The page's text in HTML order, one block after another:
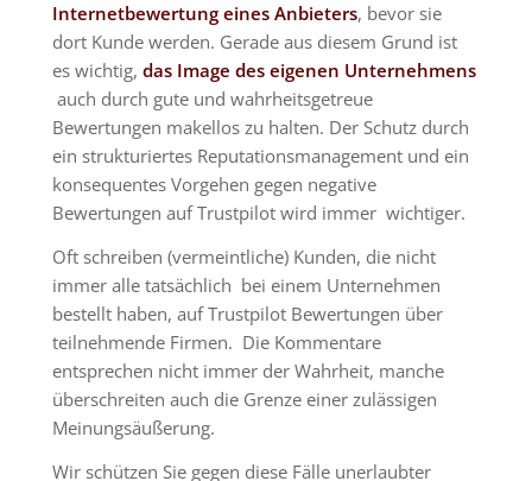
Internetbewertung eines Anbieters, bevor sie
dort Kunde werden. Gerade aus diesem Grund ist
es wichtig,das Image des eigenen Unternehmens
auch durch gute und wahrheitsgetreue
Bewertungen makellos zu halten. Der Schutz durch
ein strukturiertes Reputationsmanagement und ein
konsequentes Vorgehen gegen negative
Bewertungen auf Trustpilot wird immer wichtiger.
Oft schreiben (vermeintliche) Kunden, die nicht
immer alletatsächlich bei einem Unternehmen
bestellt haben, auf Trustpilot Bewertungen über
teilnehmende Firmen. Die Kommentare
entsprechen nicht immer der Wahrheit, manche
überschreiten auch die Grenze einer zulässigen
Meinungsäußerung.
Wir schützen Sie gegen diese Fälle unerlaubter